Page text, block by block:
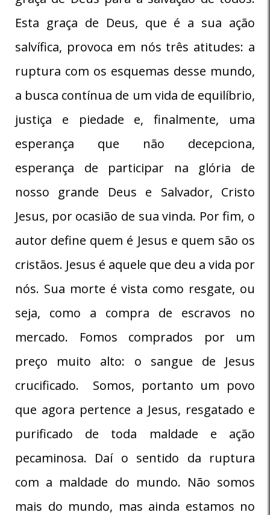
Esta graça de Deus, que é a sua ação
salvífica, provoca em nós três atitudes: a
ruptura com os esquemas desse mundo,
a busca contínua de um vida de equilíbrio,
justiça e piedade e, finalmente, uma
esperança que não decepciona,
esperança de participar na glória de
nosso grande Deus e Salvador, Cristo
Jesus, por ocasião de sua vinda. Por fim, o
autor define quem é Jesus e quem são os
cristãos. Jesus é aquele que deu a vida por
nós. Sua morte é vista como resgate, ou
seja, como a compra de escravos no
mercado. Fomos comprados por um
preço muito alto: o sangue de Jesus
crucificado. Somos, portanto um povo
que agora pertence a Jesus, resgatado e
purificado de toda maldade e ação
pecaminosa. Daí o sentido da ruptura
com a maldade do mundo. Não somos
mais do mundo, mas ainda estamos no